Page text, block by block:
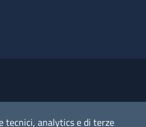
tecnici, analytics e di terze